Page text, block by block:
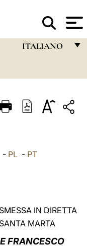
ITALIANO
ITALIANO
中文
LATINE
- PL - PT
IN DIRETTA
MARTA
FRANCESCO